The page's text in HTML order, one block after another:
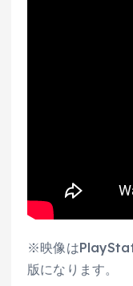
※映像は
版になります。